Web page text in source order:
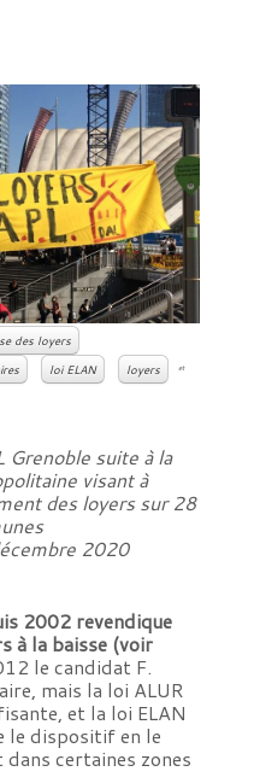
des loyers
loi ELAN loyers et
Grenoble suite à la
visant à
des loyers sur 28
2020
2002 revendique
à la baisse (voir
le candidat F.
mais la loi ALUR
et la loi ELAN
le dispositif en le
certaines zones